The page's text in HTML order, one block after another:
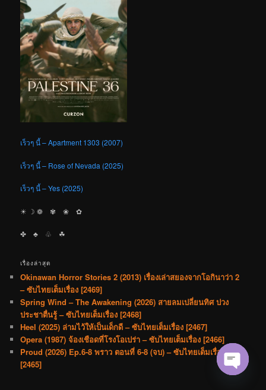
เร็วๆ นี้ – Apartment 1303 (2007)
เร็วๆ นี้ – Rose of Nevada (2025)
เร็วๆ นี้ – Yes (2025)
☀︎ ☽ ❁ ✾ ❀ ✿
✤ ♣︎ ♧ ☘︎
เรื่องล่าสุด
Okinawan Horror Stories 2 (2013) เรื่องเล่าสยองจากโอกินาว่า 2
– ซับไทยเต็มเรื่อง [2469]
Spring Wind – The Awakening (2026) สายลมเปลี่ยนทิศ ปวง
ประชาตื่นรู้ – ซับไทยเต็มเรื่อง [2468]
Heel (2025) ล่ามไว้ให้เป็นเด็กดี – ซับไทยเต็มเรื่อง [2467]
Opera (1987) จ้องเชือดที่โรงโอเปร่า – ซับไทยเต็มเรื่อง [2466]
Proud (2026) Ep.6-8 พราว ตอนที่ 6-8 (จบ) – ซับไทยเต็มเรื่อง
[2465]